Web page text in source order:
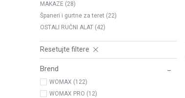
MAKAZE (28)
Španeri i gurtne za teret (22)
OSTALI RUČNI ALAT (42)
Resetujte filtere
Brend
WOMAX (122)
WOMAX PRO (12)